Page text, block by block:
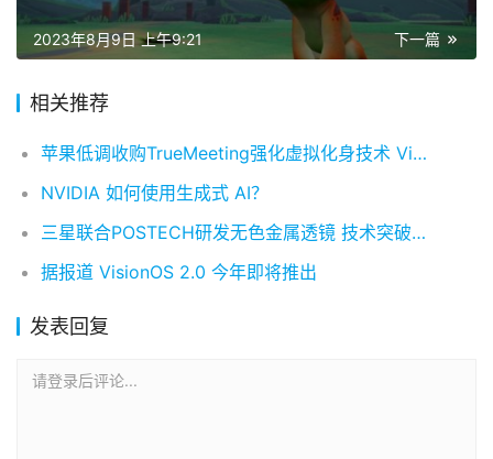
下一篇
2023年8月9日 上午9:21
相关推荐
苹果低调收购TrueMeeting强化虚拟化身技术 Vision Pro体验将全面升级
NVIDIA 如何使用生成式 AI？
三星联合POSTECH研发无色金属透镜 技术突破或重塑全息显示未来
据报道 VisionOS 2.0 今年即将推出
发表回复
请登录后评论...